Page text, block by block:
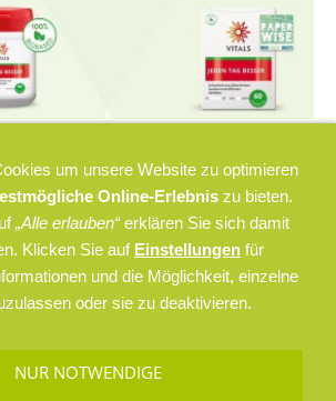
ImpressumVersand & Zahlung
um unsere Website zu optimieren
Online-Erlebnis zu bieten.
„Alle erlauben“erklären Sie sich damit
Klicken Sie auf Einstellungen für
und die Möglichkeit, einzelne
oder sie zu deaktivieren.
NUR NOTWENDIGE